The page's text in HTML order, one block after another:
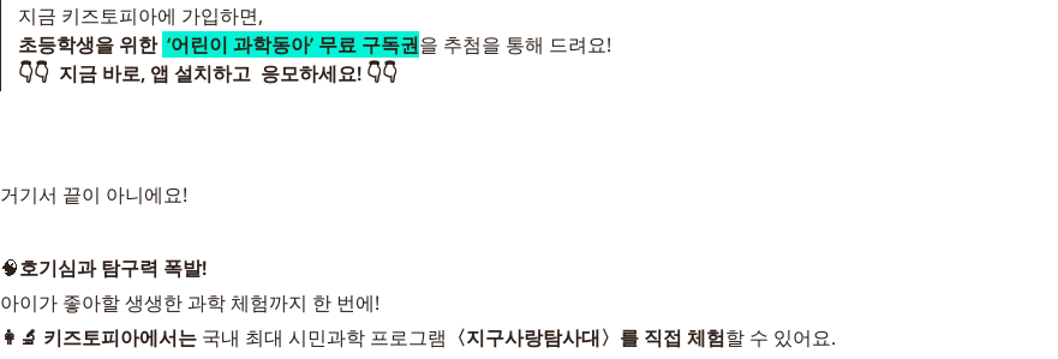
지금 키즈토피아에 가입하면,
초등학생을 위한 ‘어린이 과학동아’ 무료 구독권을 추첨을 통해 드려요!
👇👇  지금 바로, 앱 설치하고  응모하세요! 👇👇
거기서 끝이 아니에요!
🧠호기심과 탐구력 폭발!
아이가 좋아할 생생한 과학 체험까지 한 번에!
👩‍🔬 키즈토피아에서는 국내 최대 시민과학 프로그램 〈지구사랑탐사대〉를 직접 체험할 수 있어요.